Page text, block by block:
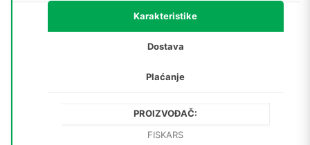
Karakteristike
Dostava
Plaćanje
PROIZVOĐAČ:
FISKARS